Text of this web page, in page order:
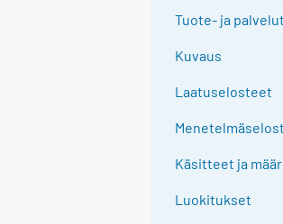
Tuote- ja
Kuvaus
Laatuselosteet
Käsitteet ja
Luokitukset